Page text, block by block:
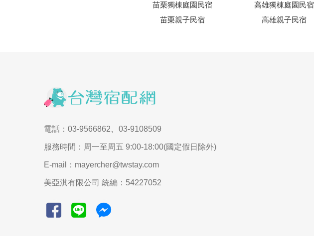
苗栗獨棟庭園民宿
苗栗親子民宿
高雄獨棟庭園民宿
高雄親子民宿
電話：03-9566862 03-9108509
服務時間：周一至周五 9:00-18:00(國定假日除外)
E-mail：mayercher@twstay.com
美亞淇有限公司 統編：54227052